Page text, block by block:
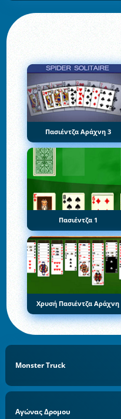
Πασιέντζα Αράχνη 3
Πασιέντζα 1
Χρυσή Πασιέντζα Αράχνη
Monster Truck
Αγώνας Δρομου